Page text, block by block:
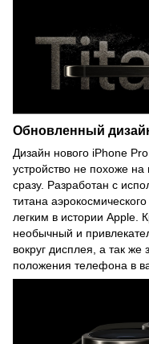
Обновленный
Дизайн нового iPhone
устройство не похоже
сразу. Разработан с
титана
легким в истории Apple.
необычный и
вокруг дисплея, а так
положения телефона в